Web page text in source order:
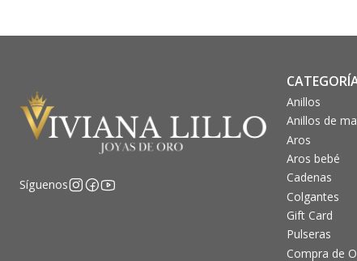
Síguenos
Anillos
Anillos de
Aros
Aros bebé
Cadenas
Colgantes
Gift Card
Pulseras
Compra de